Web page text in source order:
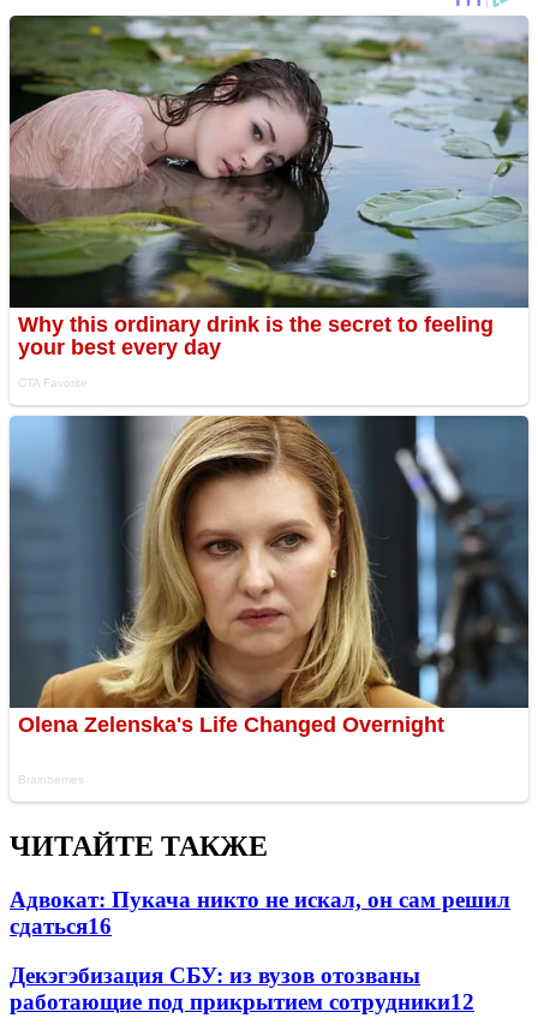
ЧИТАЙТЕ ТАКЖЕ
Адвокат: Пукача никто не искал, он сам решил
сдаться16
Декэгэбизация СБУ: из вузов отозваны
работающие под прикрытием сотрудники12